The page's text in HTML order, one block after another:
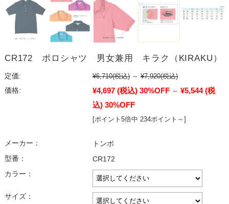
CR172 ポロシャツ 男女兼用 キラク（KIRAKU）
定価: ¥6,710(税込) ～ ¥7,920(税込)
価格:
¥4,697 (税込) 30%OFF ～ ¥5,544 (税
込) 30%OFF
[ポイント5倍中 234ポイント～]
メーカー：
トンボ
型番：
CR172
カラー：
サイズ：